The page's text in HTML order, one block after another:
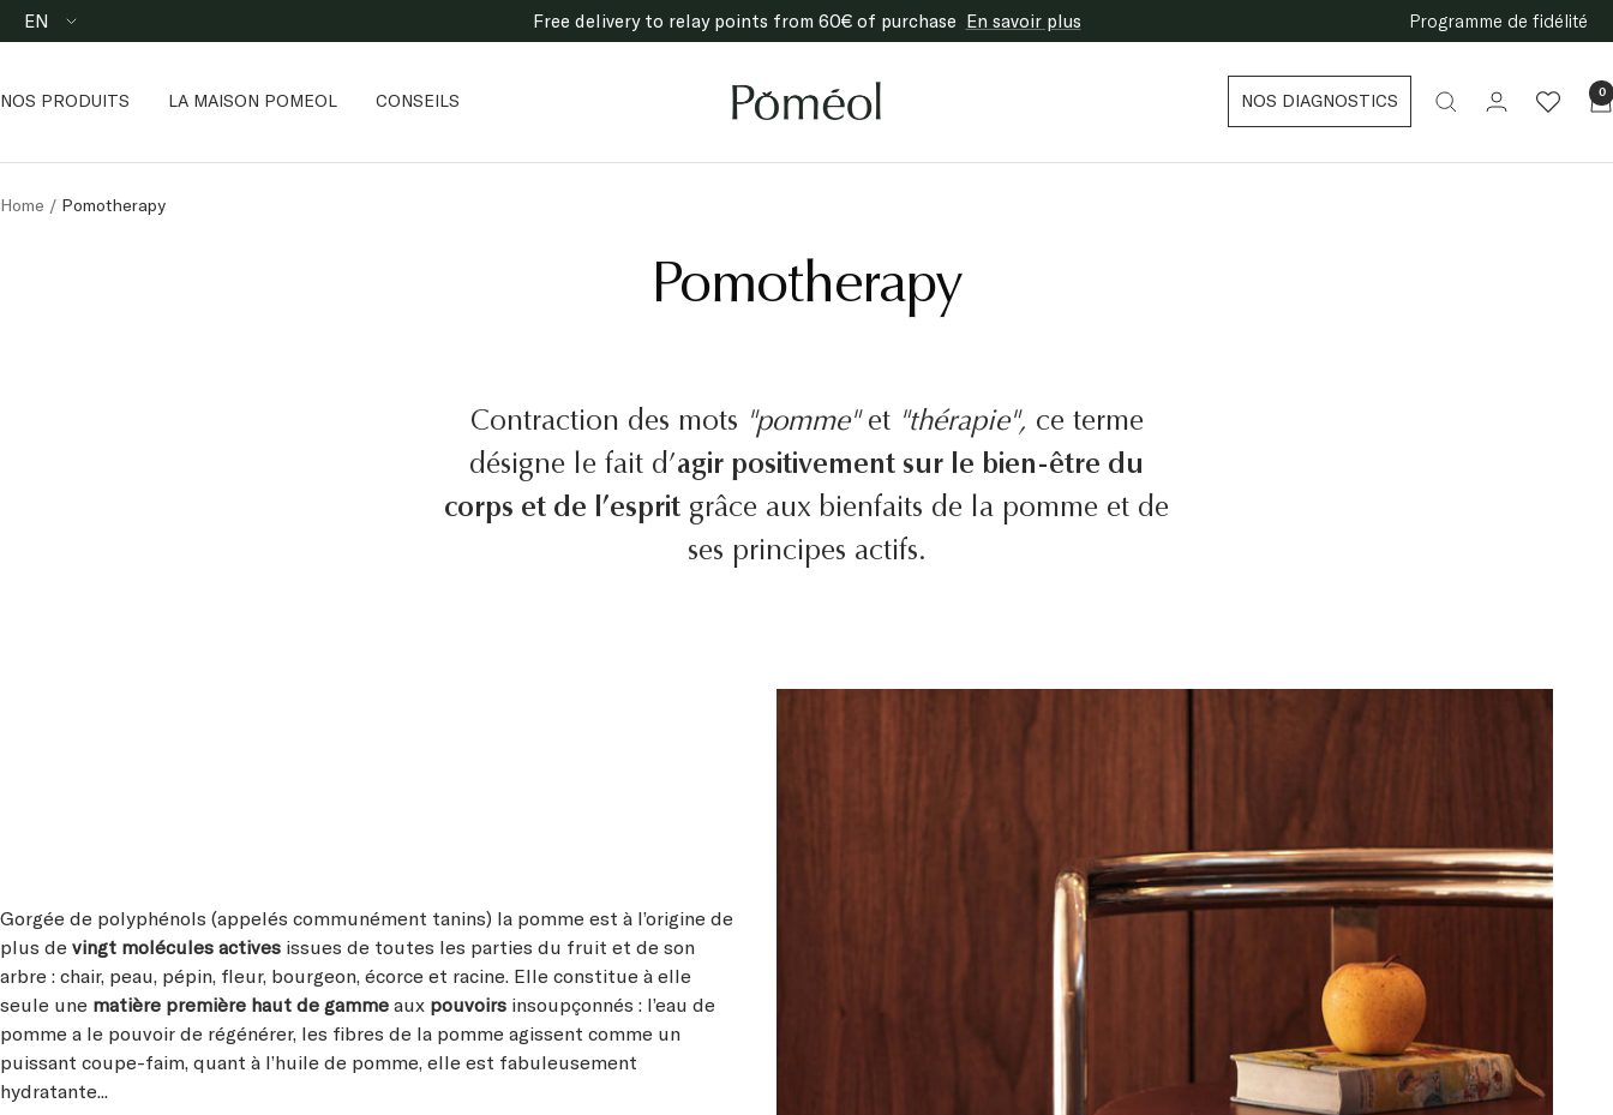
Skip
to
Language
EN Free delivery to relay points from 60€ of purchase En savoir plus Programme de fidélité
NOS PRODUITS LA MAISON POMEOL CONSEILS
Poméol
NOS DIAGNOSTICS 0
Home Pomotherapy
Pomotherapy
Contraction des mots "pomme"et "thérapie", ce terme
désigne le fait d’agir positivement sur le bien-être du
corps et de l’esprit grâce aux bienfaits de la pomme et de
ses principes actifs.
Gorgée de polyphénols (appelés communément tanins) la pomme est à l’origine de
plus de vingt molécules actives issues de toutes les parties du fruit et de son
arbre : chair, peau, pépin, fleur, bourgeon, écorce et racine. Elle constitue à elle
seule une matière première haut de gamme aux pouvoirs insoupçonnés : l’eau de
pomme a le pouvoir de régénérer, les fibres de la pomme agissent comme un
puissant coupe-faim, quant à l’huile de pomme, elle est fabuleusement
hydratante...